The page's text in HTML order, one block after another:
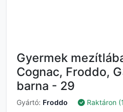
Gyermek
Cognac, Froddo,
barna - 29
Gyártó: Froddo Raktáron